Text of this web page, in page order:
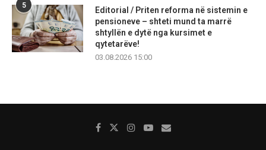
5
Editorial / Priten reforma në sistemin e
pensioneve – shteti mund ta marrë
shtyllën e dytë nga kursimet e
qytetarëve!
03.08.2026 15:00